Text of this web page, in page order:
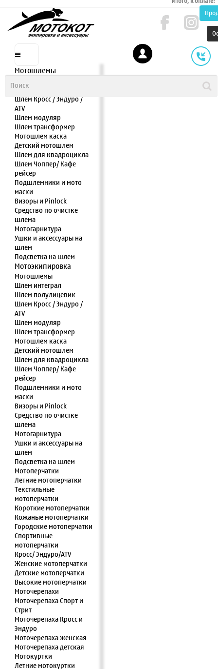
Мотошлемы
Шлем полулицевик
Шлем Кросс / Эндуро /
ATV
Шлем модуляр
Шлем трансформер
Мотошлем каска
Детский мотошлем
Шлем для квадроцикла
Шлем Чоппер/ Кафе
рейсер
Подшлемники и мото
маски
Визоры и Pinlock
Средство по очистке
шлема
Мотогарнитура
Ушки и аксессуары на
шлем
Подсветка на шлем
Мотоэкипировка
Мотошлемы
Шлем интеграл
Шлем полулицевик
Шлем Кросс / Эндуро /
ATV
Шлем модуляр
Шлем трансформер
Мотошлем каска
Детский мотошлем
Шлем для квадроцикла
Шлем Чоппер/ Кафе
рейсер
Подшлемники и мото
маски
Визоры и Pinlock
Средство по очистке
шлема
Мотогарнитура
Ушки и аксессуары на
шлем
Подсветка на шлем
Мотоперчатки
Летние мотоперчатки
Текстильные
мотоперчатки
Короткие мотоперчатки
Кожаные мотоперчатки
Городские мотоперчатки
Спортивные
мотоперчатки
Кросс/ Эндуро/ATV
Женские мотоперчатки
Детские мотоперчатки
Высокие мотоперчатки
Моточерепахи
Моточерепаха Спорт и
Стрит
Моточерепаха Кросс и
Эндуро
Моточерепаха женская
Моточерепаха детская
Мотокуртки
Летние мотокуртки